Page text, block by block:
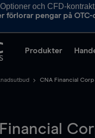
och CFD-
förlorar pengar på
Produkter
CNA Financial Corp